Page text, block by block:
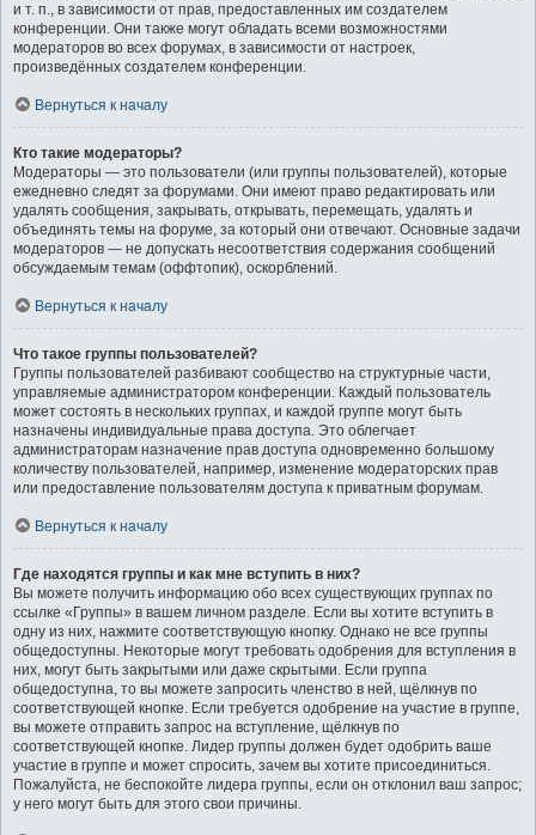
и т. п., в зависимости от прав, предоставленных им создателем
конференции. Они также могут обладать всеми возможностями
модераторов во всех форумах, в зависимости от настроек,
произведённых создателем конференции.
Вернуться к началу
Кто такие модераторы?
Модераторы — это пользователи (или группы пользователей), которые
ежедневно следят за форумами. Они имеют право редактировать или
удалять сообщения, закрывать, открывать, перемещать, удалять и
объединять темы на форуме, за который они отвечают. Основные задачи
модераторов — не допускать несоответствия содержания сообщений
обсуждаемым темам (оффтопик), оскорблений.
Вернуться к началу
Что такое группы пользователей?
Группы пользователей разбивают сообщество на структурные части,
управляемые администратором конференции. Каждый пользователь
может состоять в нескольких группах, и каждой группе могут быть
назначены индивидуальные права доступа. Это облегчает
администраторам назначение прав доступа одновременно большому
количеству пользователей, например, изменение модераторских прав
или предоставление пользователям доступа к приватным форумам.
Вернуться к началу
Где находятся группы и как мне вступить в них?
Вы можете получить информацию обо всех существующих группах по
ссылке «Группы» в вашем личном разделе. Если вы хотите вступить в
одну из них, нажмите соответствующую кнопку. Однако не все группы
общедоступны. Некоторые могут требовать одобрения для вступления в
них, могут быть закрытыми или даже скрытыми. Если группа
общедоступна, то вы можете запросить членство в ней, щёлкнув по
соответствующей кнопке. Если требуется одобрение на участие в группе,
вы можете отправить запрос на вступление, щёлкнув по
соответствующей кнопке. Лидер группы должен будет одобрить ваше
участие в группе и может спросить, зачем вы хотите присоединиться.
Пожалуйста, не беспокойте лидера группы, если он отклонил ваш запрос;
у него могут быть для этого свои причины.